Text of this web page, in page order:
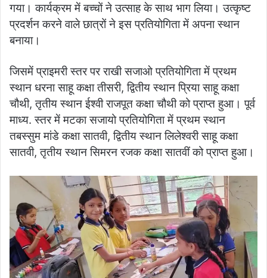
गया। कार्यक्रम में बच्चों ने उत्साह के साथ भाग लिया। उत्कृष्ट
प्रदर्शन करने वाले छात्रों ने इस प्रतियोगिता में अपना स्थान
बनाया।
जिसमें प्राइमरी स्तर पर राखी सजाओ प्रतियोगिता में प्रथम
स्थान धरना साहू कक्षा तीसरी, द्वितीय स्थान प्रिया साहू कक्षा
चौथी, तृतीय स्थान ईश्वी राजपूत कक्षा चौथी को प्राप्त हुआ। पूर्व
माध्य. स्तर में मटका सजायो प्रतियोगिता में प्रथम स्थान
तबस्सुम मांडे कक्षा सातवी, द्वितीय स्थान लिलेश्वरी साहू कक्षा
सातवी, तृतीय स्थान सिमरन रजक कक्षा सातवीं को प्राप्त हुआ।